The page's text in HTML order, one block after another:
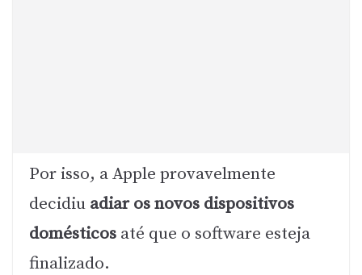
Por isso, a Apple provavelmente
decidiu adiar os novos dispositivos
domésticos até que o software esteja
finalizado.